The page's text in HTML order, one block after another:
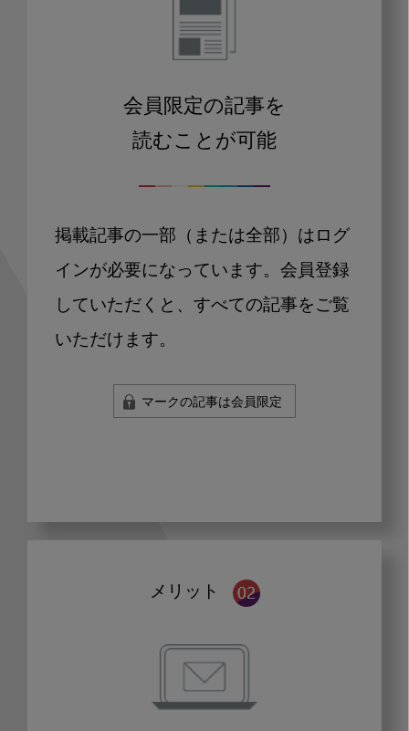
会員限定の記事を
読むことが可能
掲載記事の一部（または全部）はログ
インが必要になっています。会員登録
していただくと、すべての記事をご覧
いただけます。
マークの記事は会員限定
メリット